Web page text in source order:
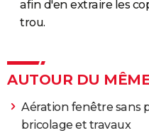
afin d'en extraire les
trou.
AUTOUR DU
Aération fenêtre sans
bricolage et travaux